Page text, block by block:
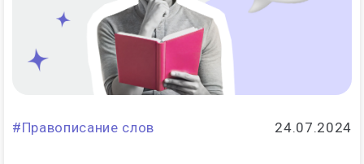
#Правописание слов 24.07.2024